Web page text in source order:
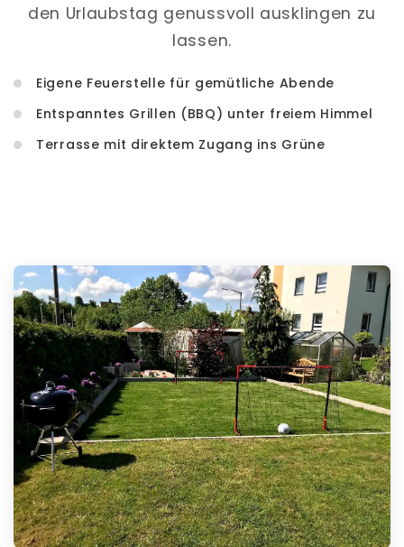
den Urlaubstag genussvoll ausklingen zu
lassen.
Eigene Feuerstelle für gemütliche Abende
Entspanntes Grillen (BBQ) unter freiem Himmel
Terrasse mit direktem Zugang ins Grüne